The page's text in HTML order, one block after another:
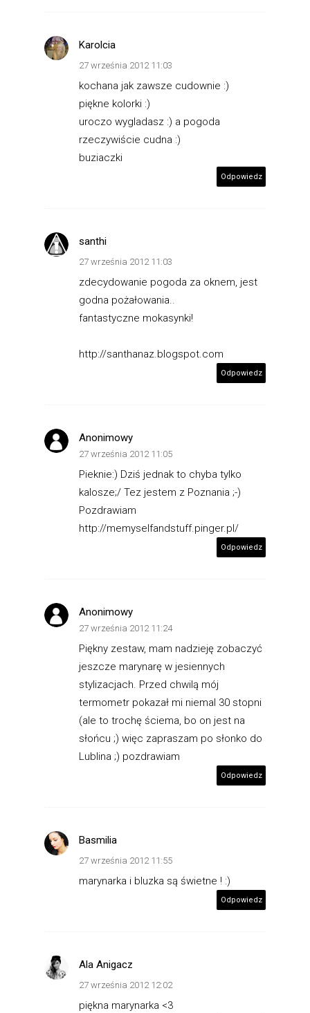
Karolcia
27 września 2012 11:03
kochana jak zawsze cudownie :)
piękne kolorki :)
uroczo wygladasz :) a pogoda
rzeczywiście cudna :)
buziaczki
Odpowiedz
santhi
27 września 2012 11:03
zdecydowanie pogoda za oknem, jest
godna pożałowania..
fantastyczne mokasynki!
http://santhanaz.blogspot.com
Odpowiedz
Anonimowy
27 września 2012 11:05
Pieknie:) Dziś jednak to chyba tylko
kalosze;/ Tez jestem z Poznania ;-)
Pozdrawiam
http://memyselfandstuff.pinger.pl/
Odpowiedz
Anonimowy
27 września 2012 11:24
Piękny zestaw, mam nadzieję zobaczyć
jeszcze marynarę w jesiennych
stylizacjach. Przed chwilą mój
termometr pokazał mi niemal 30 stopni
(ale to trochę ściema, bo on jest na
słońcu ;) więc zapraszam po słonko do
Lublina ;) pozdrawiam
Odpowiedz
Basmilia
27 września 2012 11:55
marynarka i bluzka są świetne ! :)
Odpowiedz
Ala Anigacz
27 września 2012 12:02
piękna marynarka <3